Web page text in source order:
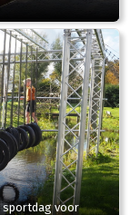
sportdag voor